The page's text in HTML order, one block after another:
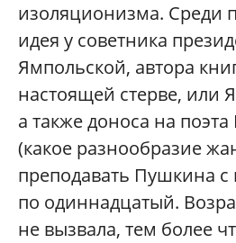
изоляционизма. Среди
идея у советника
Ямпольской, автора
настоящей стерве, или
а также доноса на
(какое разнообразие
преподавать Пушкина с
по одиннадцатый.
не вызвала, тем более